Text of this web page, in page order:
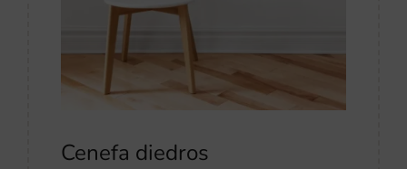
Cenefa diedros